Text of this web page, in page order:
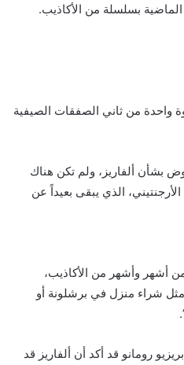
بسلسلة من الأكاذيب.
واحدة من ثاني الصفقات الصيفية
بشأن ألفاريز، ولم تكن هناك
الذي يبقى بعيداً عن
أشهر وأشهر من الأكاذيب،
مثل شراء منزل في برشلونة أو
رومانو قد أكد أن ألفاريز قد